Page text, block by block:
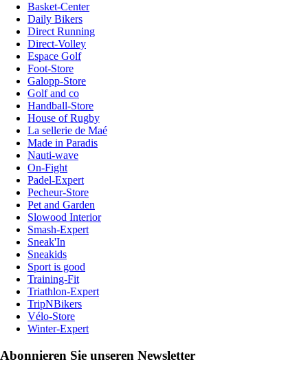
Basket-Center
Daily Bikers
Direct Running
Direct-Volley
Espace Golf
Foot-Store
Galopp-Store
Golf and co
Handball-Store
House of Rugby
La sellerie de Maé
Made in Paradis
Nauti-wave
On-Fight
Padel-Expert
Pecheur-Store
Pet and Garden
Slowood Interior
Smash-Expert
Sneak'In
Sneakids
Sport is good
Training-Fit
Triathlon-Expert
TripNBikers
Vélo-Store
Winter-Expert
Abonnieren Sie unseren Newsletter